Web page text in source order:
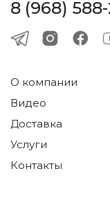
8 (968)
О компании
Видео
Доставка
Услуги
Контакты